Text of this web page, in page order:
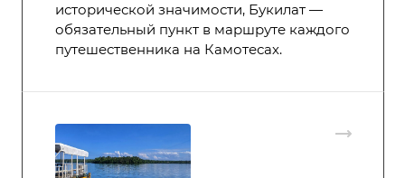
исторической значимости, Букилат —
обязательный пункт в маршруте каждого
путешественника на Камотесах.